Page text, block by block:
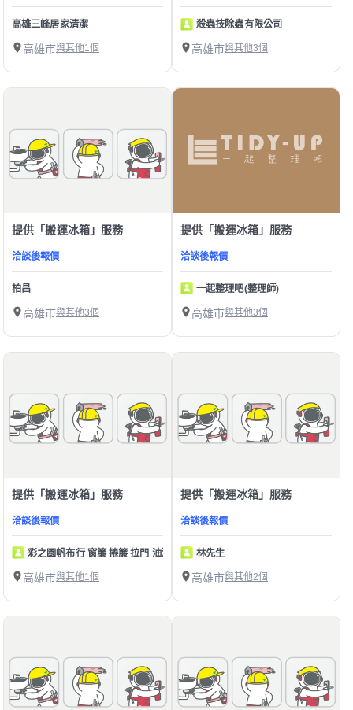
高雄三峰居家清潔
高雄市與其他1個
殺蟲技除蟲有限公司
高雄市與其他3個
提供「搬運冰箱」服務
洽談後報價
柏昌
高雄市與其他3個
提供「搬運冰箱」服務
洽談後報價
一起整理吧(整理師)
高雄市與其他3個
提供「搬運冰箱」服務
洽談後報價
彩之園帆布行 窗簾 捲簾 拉門 油漆
高雄市與其他1個
提供「搬運冰箱」服務
洽談後報價
林先生
高雄市與其他2個